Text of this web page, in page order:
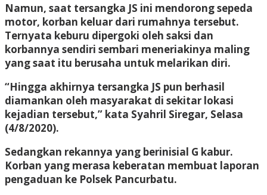
Namun, saat tersangka JS ini mendorong sepeda
motor, korban keluar dari rumahnya tersebut.
Ternyata keburu dipergoki oleh saksi dan
korbannya sendiri sembari meneriakinya maling
yang saat itu berusaha untuk melarikan diri.
“Hingga akhirnya tersangka JS pun berhasil
diamankan oleh masyarakat di sekitar lokasi
kejadian tersebut,” kata Syahril Siregar, Selasa
(4/8/2020).
Sedangkan rekannya yang berinisial G kabur.
Korban yang merasa keberatan membuat laporan
pengaduan ke Polsek Pancurbatu.